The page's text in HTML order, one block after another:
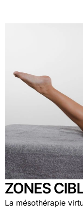
ZONES
La mésothérapie